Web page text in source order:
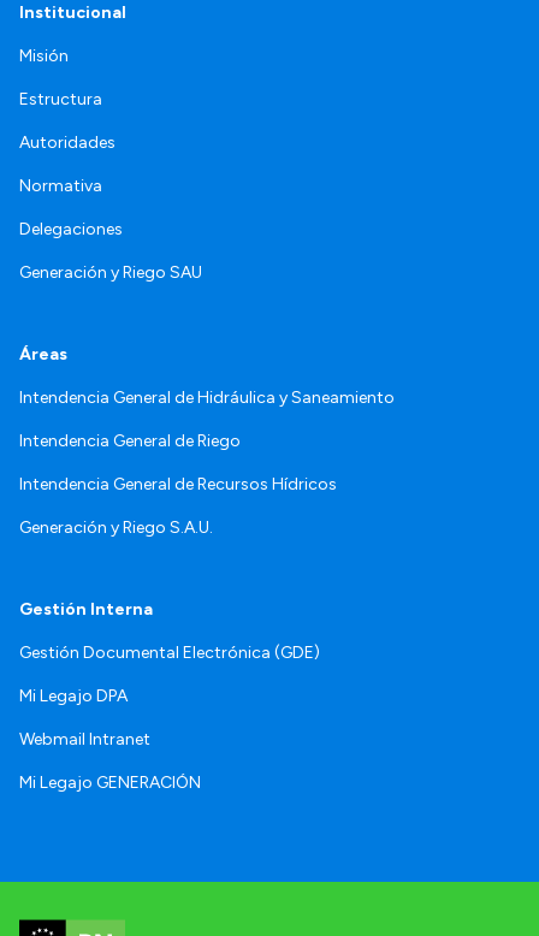
Institucional
Misión
Estructura
Autoridades
Normativa
Delegaciones
Generación y Riego SAU
Áreas
Intendencia General de Hidráulica y Saneamiento
Intendencia General de Riego
Intendencia General de Recursos Hídricos
Generación y Riego S.A.U.
Gestión Interna
Gestión Documental Electrónica (GDE)
Mi Legajo DPA
Webmail Intranet
Mi Legajo GENERACIÓN